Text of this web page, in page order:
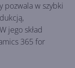
pozwala w szybki
jego skład
365 for